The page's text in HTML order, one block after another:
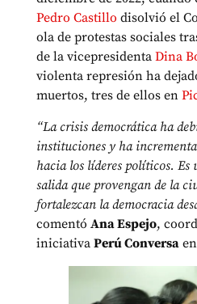
Pedro Castillo disolvió el
ola de protestas sociales
de la vicepresidenta Dina
violenta represión ha
muertos, tres de ellos en
“La crisis democrática ha
instituciones y ha
hacia los líderes políticos. Es
salida que provengan de la
fortalezcan la democracia
comentó Ana Espejo,
iniciativa Perú Conversa